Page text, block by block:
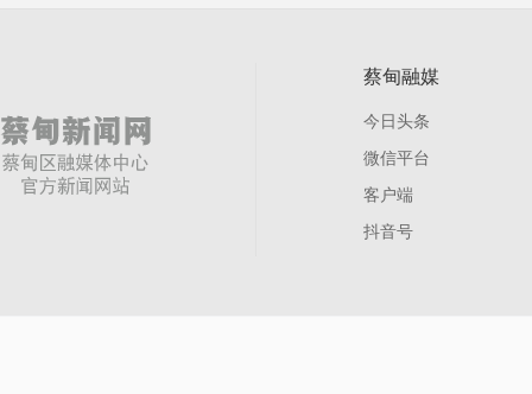
蔡甸融媒
今日头条
微信平台
客户端
抖音号